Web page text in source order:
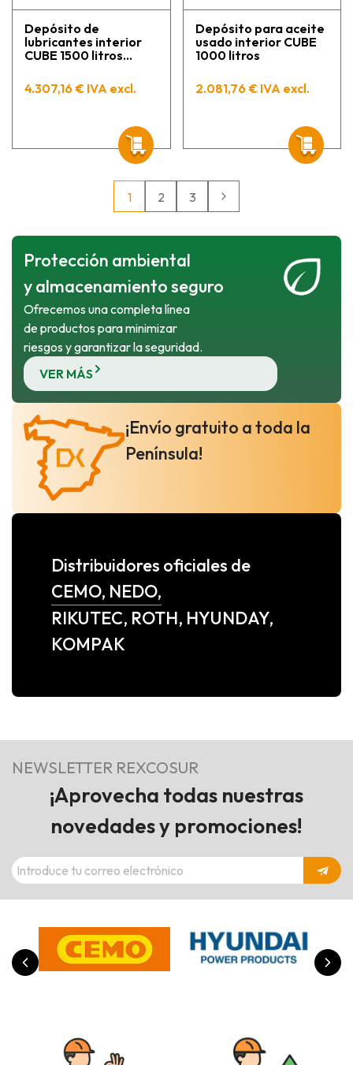
Depósito de
lubricantes interior
CUBE 1500 litros
4.307,16 € IVA excl.
Depósito para aceite
usado interior CUBE
1000 litros
2.081,76 € IVA excl.
1 2 3
Protección ambiental
y almacenamiento seguro
Ofrecemos una completa línea
de productos para minimizar
riesgos y garantizar la seguridad.
VER MÁS
¡Envío gratuito a toda la
Península!
Distribuidores oficiales de
CEMO, NEDO,
RIKUTEC, ROTH, HYUNDAY,
KOMPAK
NEWSLETTER REXCOSUR
¡Aprovecha todas nuestras
novedades y promociones!